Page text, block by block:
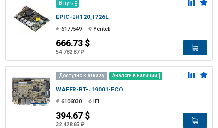
В пути
EPIC-EH120_I726L
6177549 Yentek
666.73 $
54 782.87 ₽
Доступно к заказу Аналоги в наличии
WAFER-BT-J19001-ECO
6106030 IEI
394.67 $
32 428.65 ₽